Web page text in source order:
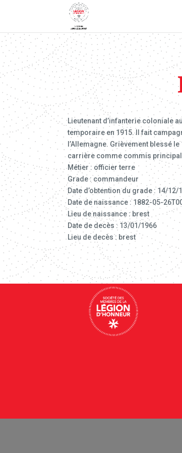
Lieutenant d’infanterie coloniale
temporaire en 1915. Il fait
l’Allemagne. Grièvement blessé
carrière comme commis
Métier : officier terre
Grade : commandeur
Date d’obtention du grade : 14/12/
Date de naissance : 1882-05-
Lieu de naissance : brest
Date de decès : 13/01/1966
Lieu de decès : brest